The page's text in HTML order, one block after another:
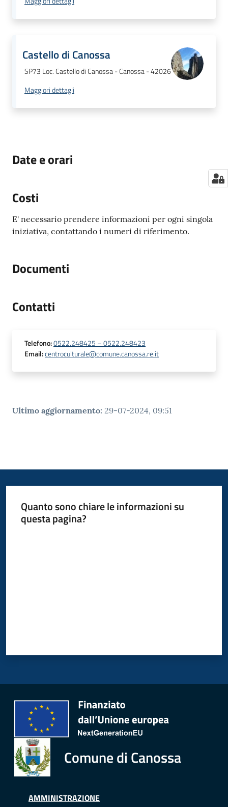
Castello di Canossa
SP73 Loc. Castello di Canossa - Canossa - 42026
Maggiori dettagli
Date e orari
Costi
E' necessario prendere informazioni per ogni singola
iniziativa, contattando i numeri di riferimento.
Documenti
Contatti
Telefono:0522.248425 – 0522.248423
Email:centroculturale@comune.canossa.re.it
Ultimo aggiornamento: 29-07-2024, 09:51
Quanto sono chiare le informazioni su
questa pagina?
Comune di Canossa
AMMINISTRAZIONE